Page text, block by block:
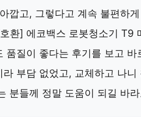
깝고, 그렇다고 계속 불편하
환] 에코백스 로봇청소기 T9
품질이 좋다는 후기를 보고 바
라 부담 없었고, 교체하고 나
분들께 정말 도움이 되길 바